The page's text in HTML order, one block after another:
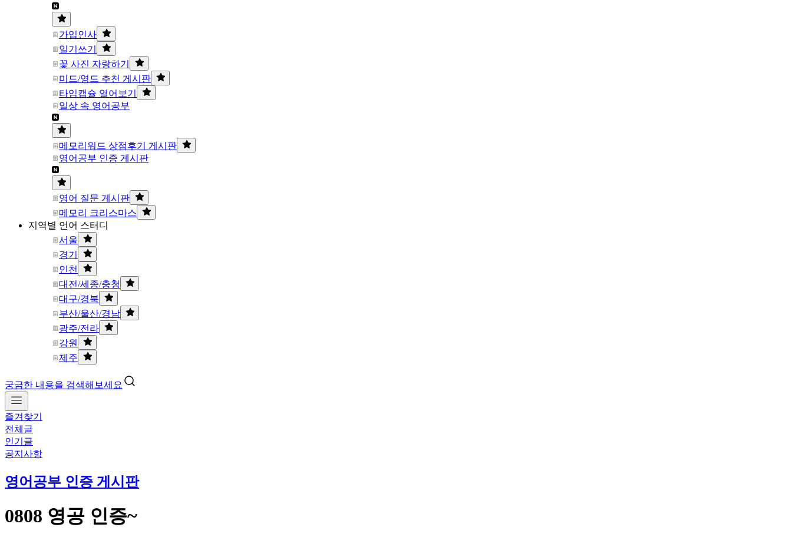
가입인사
일기쓰기
꽃 사진 자랑하기
미드/영드 추천 게시판
타임캡슐 열어보기
일상 속 영어공부
메모리워드 상점후기 게시판
영어공부 인증 게시판
영어 질문 게시판
메모리 크리스마스
지역별 언어 스터디
서울
경기
인천
대전/세종/충청
대구/경북
부산/울산/경남
광주/전라
강원
제주
궁금한 내용을 검색해보세요
즐겨찾기
전체글
인기글
공지사항
영어공부 인증 게시판
0808 영공 인증~